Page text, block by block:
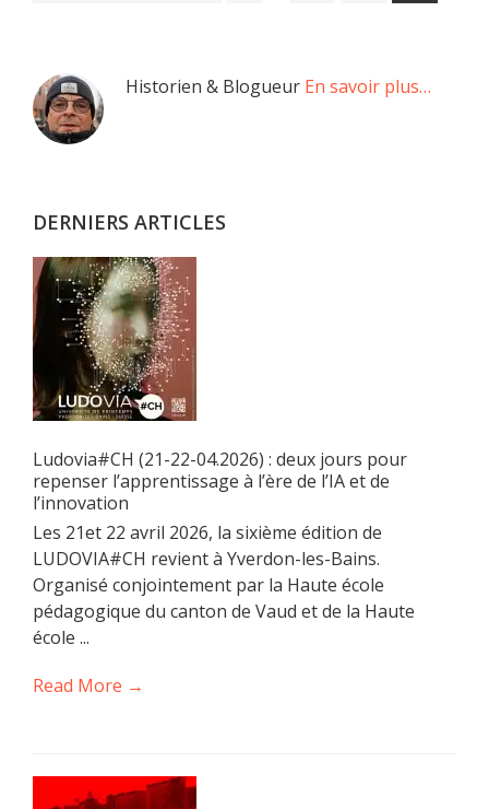
Barre
latérale
Historien & Blogueur En savoir plus…
DERNIERS ARTICLES
Ludovia#CH (21-22-04.2026) : deux jours pour
repenser l’apprentissage à l’ère de l’IA et de
l’innovation
Les 21et 22 avril 2026, la sixième édition de
LUDOVIA#CH revient à Yverdon-les-Bains.
Organisé conjointement par la Haute école
pédagogique du canton de Vaud et de la Haute
école ...
Read More →